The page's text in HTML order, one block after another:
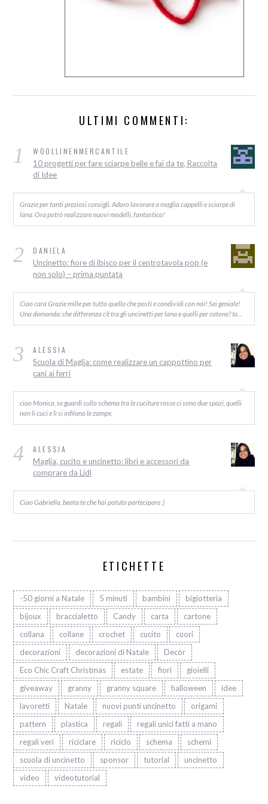
ULTIMI COMMENTI:
1 WOOLLINENMERCANTILE
10 progetti per fare sciarpe belle e fai da te, Raccolta
di Idee
Grazie per tanti preziosi consigli. Adoro lavorare a maglia cappelli e sciarpe di
lana. Ora potrò realizzare nuovi modelli, fantastico!
2 DANIELA
Uncinetto: fiore di ibisco per il centrotavola pop (e
non solo) – prima puntata
Ciao cara Grazie mille per tutto quello che posti e condividi con noi! Sei geniale!
Una domanda: che differenza c’è tra gli uncinetti per lana e quelli per cotone? Io…
3 ALESSIA
Scuola di Maglia: come realizzare un cappottino per
cani ai ferri
ciao Monica, se guardi sullo schema tra le cuciture rosse ci sono due spazi, quelli
non li cuci e lì si infilano le zampe.
4 ALESSIA
Maglia, cucito e uncinetto: libri e accessori da
comprare da Lidl
Ciao Gabriella, beata te che hai potuto partecipare :)
ETICHETTE
-50 giorni a Natale 5 minuti bambini
bigiotteria
bijoux
braccialetto Candy carta
cartone
collana
collane crochet cucito
cuori
decorazioni
decorazioni di Natale
Decòr
Eco Chic Craft Christmas
estate fiori
gioielli
giveaway
granny granny square halloween
idee
lavoretti
Natale nuovi punti uncinetto
origami
pattern
plastica regali
regali unici fatti a mano
regali veri
riciclare riciclo schema
schemi
scuola di uncinetto
sponsor tutorial
uncinetto
video
videotutorial